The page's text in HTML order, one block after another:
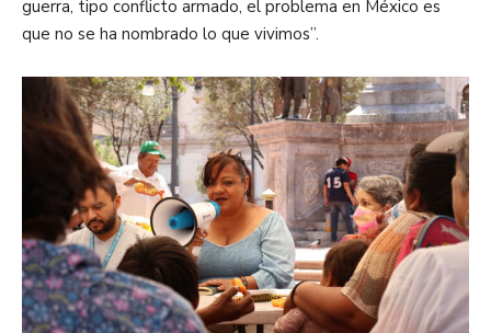
guerra, tipo conflicto armado, el problema en México es
que no se ha nombrado lo que vivimos”.